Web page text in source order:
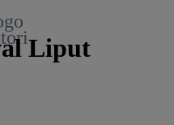
Liput